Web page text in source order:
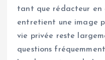
tant que rédacteur en
entretient une image
vie privée reste
questions